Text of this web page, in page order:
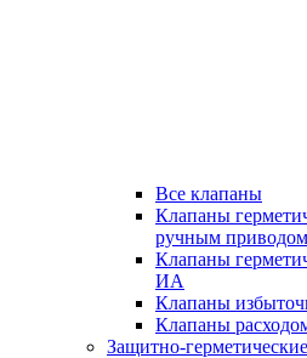
Все клапаны
Клапаны
ручным
Клапаны
ИА
Клапаны
Клапаны
Защитно-